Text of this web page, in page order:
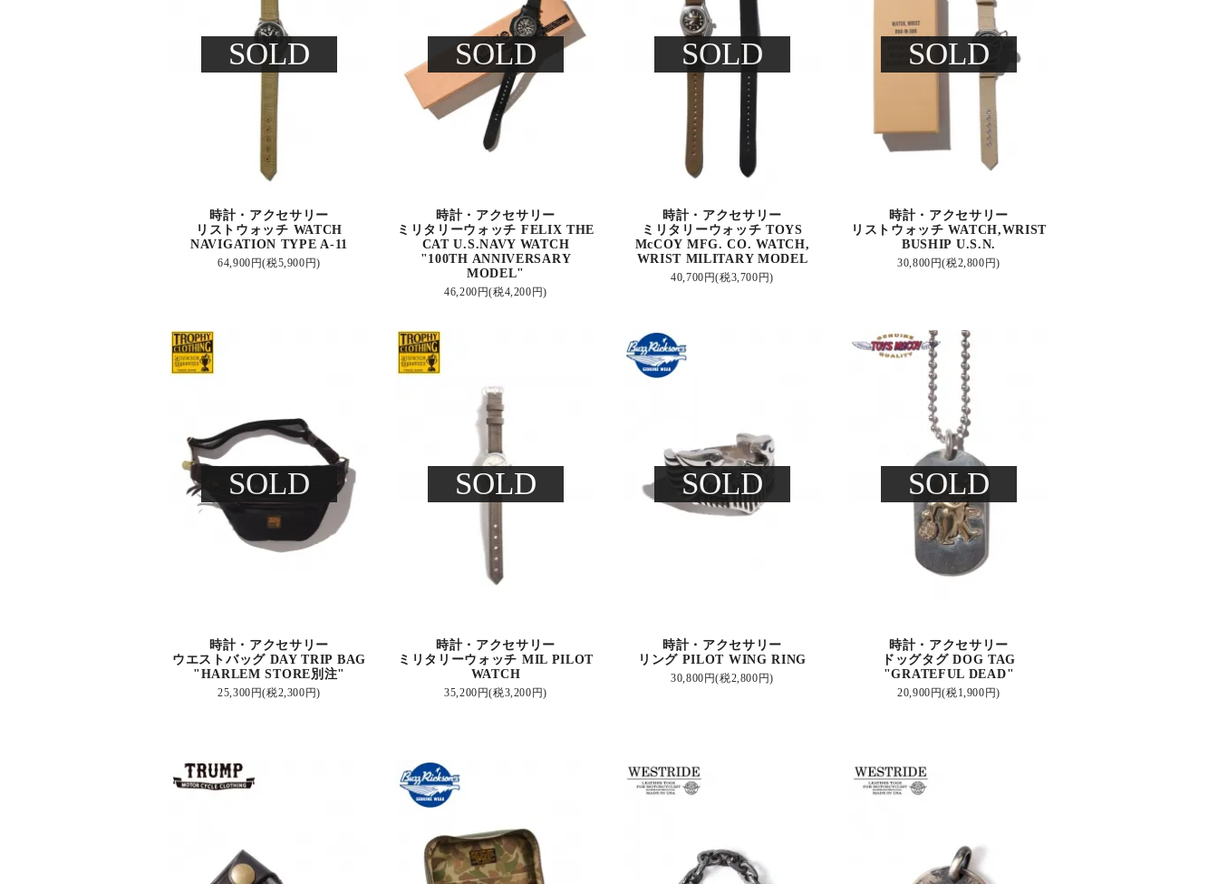
SOLD
時計・アクセサリー
リストウォッチ WATCH
NAVIGATION TYPE A-11
64,900円(税5,900円)
SOLD
時計・アクセサリー
ミリタリーウォッチ FELIX THE
CAT U.S.NAVY WATCH
"100TH ANNIVERSARY
MODEL"
46,200円(税4,200円)
SOLD
時計・アクセサリー
ミリタリーウォッチ TOYS
McCOY MFG. CO. WATCH,
WRIST MILITARY MODEL
40,700円(税3,700円)
SOLD
時計・アクセサリー
リストウォッチ WATCH,WRIST
BUSHIP U.S.N.
30,800円(税2,800円)
SOLD
時計・アクセサリー
ウエストバッグ DAY TRIP BAG
"HARLEM STORE別注"
25,300円(税2,300円)
SOLD
時計・アクセサリー
ミリタリーウォッチ MIL PILOT
WATCH
35,200円(税3,200円)
SOLD
時計・アクセサリー
リング PILOT WING RING
30,800円(税2,800円)
SOLD
時計・アクセサリー
ドッグタグ DOG TAG
"GRATEFUL DEAD"
20,900円(税1,900円)